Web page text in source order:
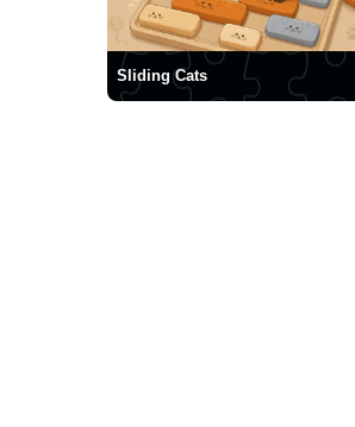
Sliding Cats